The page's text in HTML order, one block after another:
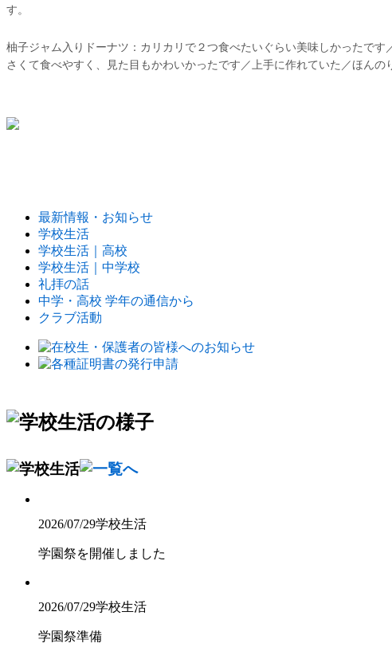
す。
柚子ジャム入りドーナツ：カリカリで２つ食べたいぐらい美味しかったで
さくて食べやすく、見た目もかわいかったです／上手に作れていた／ほんの
最新情報・お知らせ
学校生活
学校生活｜高校
学校生活｜中学校
礼拝の話
中学・高校 学年の通信から
クラブ活動
2026/07/29学校生活
学園祭を開催しました
2026/07/29学校生活
学園祭準備